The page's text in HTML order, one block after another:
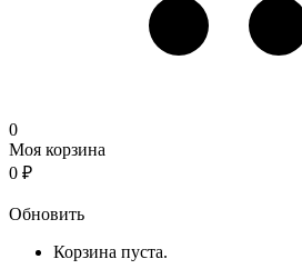
0
Моя корзина
0 ₽
Обновить
Корзина пуста.